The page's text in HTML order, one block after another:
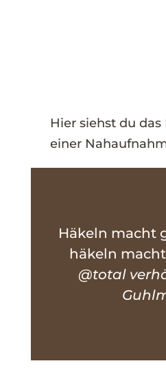
Hier siehst du das
einer
Häkeln macht
häkeln
@total